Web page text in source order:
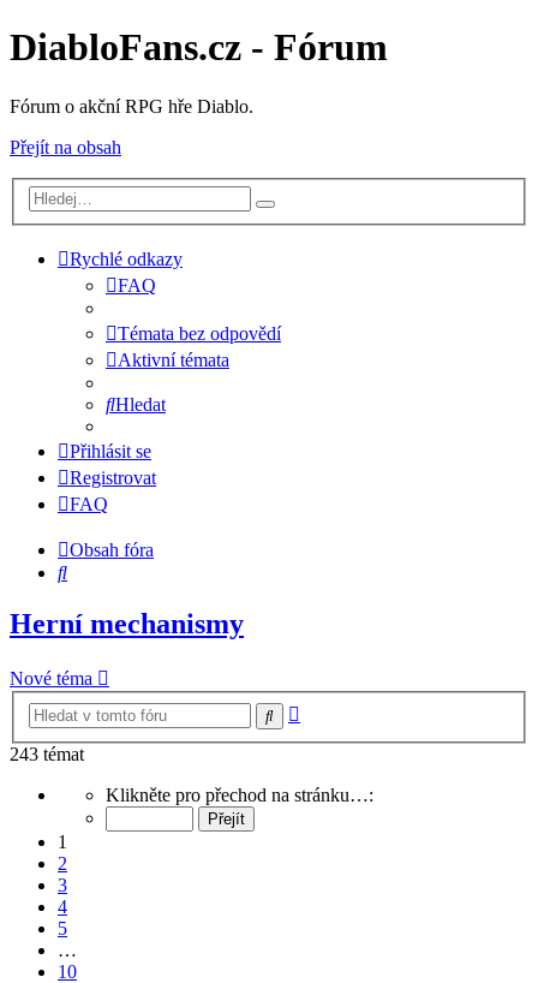
DiabloFans.cz - Fórum
Fórum o akční RPG hře Diablo.
Přejít na obsah
Rychlé odkazy
FAQ
Témata bez odpovědí
Aktivní témata
Hledat
Přihlásit se
Registrovat
FAQ
Obsah fóra
Hledat
Herní mechanismy
Nové téma
Hledat
243 témat
Stránka
z
10
Klikněte pro přechod na stránku…:
1
2
3
4
5
…
10